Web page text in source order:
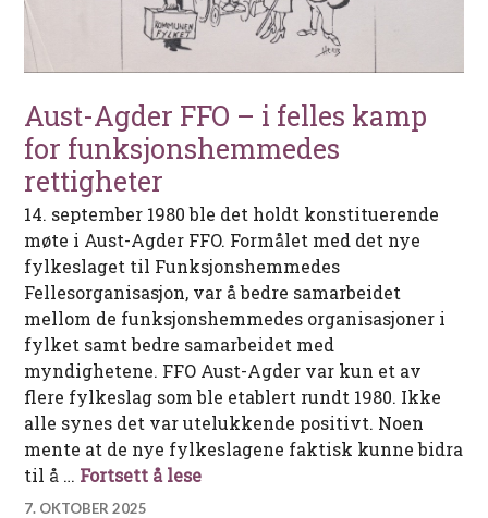
Aust-Agder FFO – i felles kamp
for funksjonshemmedes
rettigheter
14. september 1980 ble det holdt konstituerende
møte i Aust-Agder FFO. Formålet med det nye
fylkeslaget til Funksjonshemmedes
Fellesorganisasjon, var å bedre samarbeidet
mellom de funksjonshemmedes organisasjoner i
fylket samt bedre samarbeidet med
myndighetene. FFO Aust-Agder var kun et av
flere fylkeslag som ble etablert rundt 1980. Ikke
alle synes det var utelukkende positivt. Noen
mente at de nye fylkeslagene faktisk kunne bidra
til å … Fortsett å leseAust-Agder FFO – i felles
7. OKTOBER 2025